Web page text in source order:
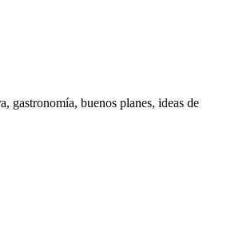
gastronomía, buenos planes, ideas de